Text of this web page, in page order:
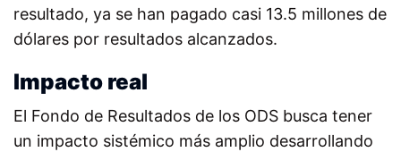
resultado, ya se han pagado casi 13.5 millones de
dólares por resultados alcanzados.
Impacto real
El Fondo de Resultados de los ODS busca tener
un impacto sistémico más amplio desarrollando